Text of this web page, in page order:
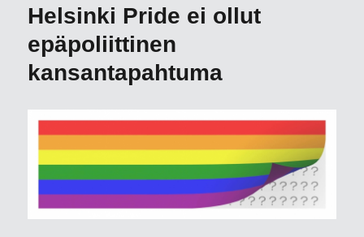
Helsinki Pride ei ollut
epäpoliittinen
kansantapahtuma